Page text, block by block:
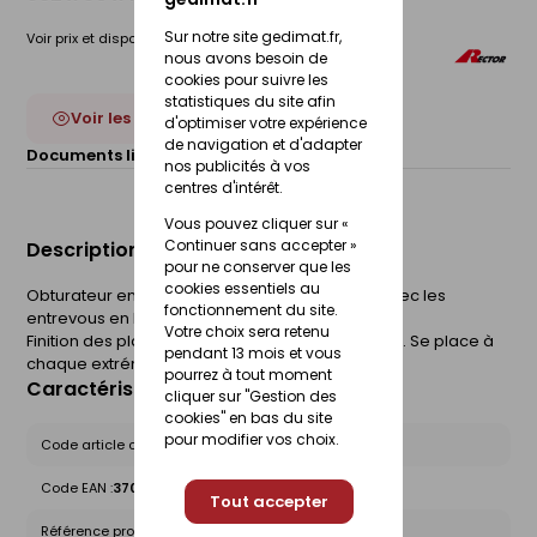
Sur notre site gedimat.fr,
nous avons besoin de
cookies pour suivre les
statistiques du site afin
d'optimiser votre expérience
de navigation et d'adapter
nos publicités à vos
centres d'intérêt.
Vous pouvez cliquer sur «
Continuer sans accepter »
pour ne conserver que les
cookies essentiels au
fonctionnement du site.
Votre choix sera retenu
pendant 13 mois et vous
pourrez à tout moment
cliquer sur "Gestion des
cookies" en bas du site
pour modifier vos choix.
Tout accepter
Voir prix et disponibilité en magasin
Voir les 2 déclinaisons
Documents liés :
Fiche technique
Description du produit
Obturateur en bois à associer exclusivement avec les
entrevous en bois Rectolight 150 et 133.
Finition des planchers avec entrevous Rectolight. Se place à
chaque extrémité de la travée.
Caractéristiques du produit
Code article chez le fournisseur : OBT-EVRLT-12-150
Code EAN :3700389896689
Référence produit nationale Gedimat :